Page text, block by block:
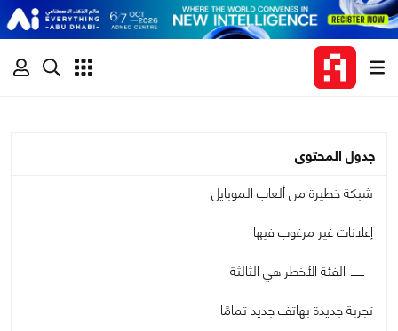
جدول المحتوى
شبكة خطيرة من ألعاب الموبايل
إعلانات غير مرغوب فيها
الفئة الأخطر هي الثالثة
تجربة جديدة بهاتف جديد تمامًا